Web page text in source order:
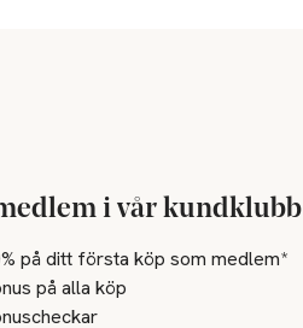
i vår kundklubb
på ditt första köp som medlem*
på alla köp